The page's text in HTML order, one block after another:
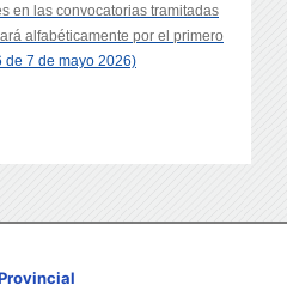
en las convocatorias tramitadas
alfabéticamente por el primero
de 7 de mayo 2026)